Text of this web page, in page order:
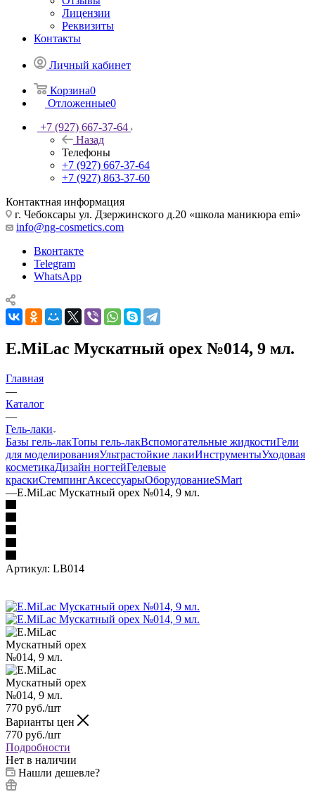
Лицензии
Реквизиты
Контакты
Личный кабинет
Корзина0
Отложенные0
+7 (927) 667-37-64
Назад
Телефоны
+7 (927) 667-37-64
+7 (927) 863-37-60
Контактная информация
г. Чебоксары ул. Дзержинского д.20 «школа маникюра emi»
info@ng-cosmetics.com
Вконтакте
Telegram
WhatsApp
E.MiLac Мускатный орех №014, 9 мл.
Главная
—
Каталог
—
Гель-лаки
Базы гель-лакТопы гель-лакВспомогательные жидкостиГели
для моделированияУльтрастойкие лакиИнструментыУходовая
косметикаДизайн ногтейГелевые
краскиСтемпингАксессуарыОборудованиеSMart
—E.MiLac Мускатный орех №014, 9 мл.
Артикул: LB014
770 руб./шт
Варианты цен
770 руб./шт
Подробности
Нет в наличии
Нашли дешевле?